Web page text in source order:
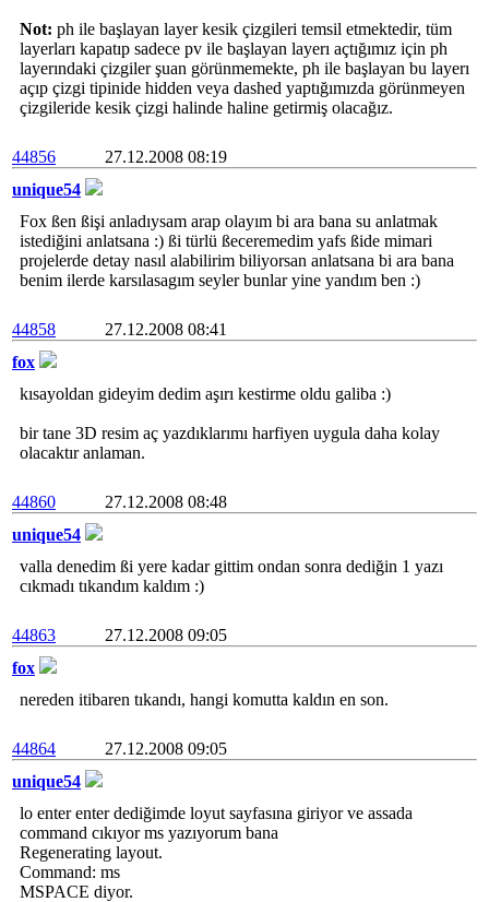
Not: ph ile başlayan layer kesik çizgileri temsil etmektedir, tüm
layerları kapatıp sadece pv ile başlayan layerı açtığımız için ph
layerındaki çizgiler şuan görünmemekte, ph ile başlayan bu layerı
açıp çizgi tipinide hidden veya dashed yaptığımızda görünmeyen
çizgileride kesik çizgi halinde haline getirmiş olacağız.
44856
27.12.2008 08:19
unique54
Fox ßen ßişi anladıysam arap olayım bi ara bana su anlatmak
istediğini anlatsana :) ßi türlü ßeceremedim yafs ßide mimari
projelerde detay nasıl alabilirim biliyorsan anlatsana bi ara bana
benim ilerde karsılasagım seyler bunlar yine yandım ben :)
44858
27.12.2008 08:41
fox
kısayoldan gideyim dedim aşırı kestirme oldu galiba :)
bir tane 3D resim aç yazdıklarımı harfiyen uygula daha kolay
olacaktır anlaman.
44860
27.12.2008 08:48
unique54
valla denedim ßi yere kadar gittim ondan sonra dediğin 1 yazı
cıkmadı tıkandım kaldım :)
44863
27.12.2008 09:05
fox
nereden itibaren tıkandı, hangi komutta kaldın en son.
44864
27.12.2008 09:05
unique54
lo enter enter dediğimde loyut sayfasına giriyor ve assada
command cıkıyor ms yazıyorum bana
Regenerating layout.
Command: ms
MSPACE diyor.